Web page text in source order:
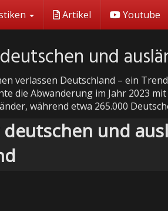
Artikel Youtube
und
verlassen Deutschland – ein
die Abwanderung im Jahr 2023
während etwa 265.000
und